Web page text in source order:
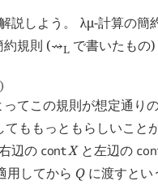
説しよう。 λμ-計算の簡
規則 (⇝L で書いたもの
)
ってこの規則が想定通り
ももっともらしいこと
辺の contXと左辺の
用してから Q に渡すと